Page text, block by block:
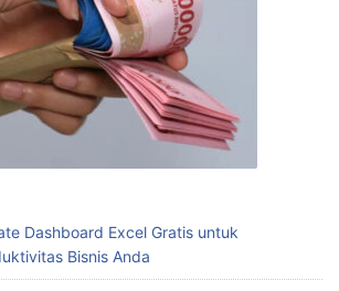
Dashboard Excel Gratis untuk
Bisnis Anda